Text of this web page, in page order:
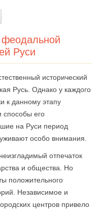
Руси
исторический
Русь. Однако у каждого
к данному этапу
способы его
на Руси период
особо внимания.
отпечаток
и общества. Но
положительного
Независимое и
центров привело